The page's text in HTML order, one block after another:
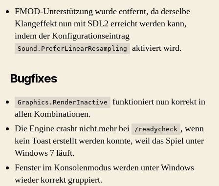
FMOD-Unterstützung wurde entfernt, da derselbe
Klangeffekt nun mit SDL2 erreicht werden kann,
indem der Konfigurationseintrag
Sound.PreferLinearResampling aktiviert wird.
Bugfixes
Graphics.RenderInactive
funktioniert nun korrekt in
allen Kombinationen.
Die Engine crasht nicht mehr bei
/readycheck , wenn
kein Toast erstellt werden konnte, weil das Spiel unter
Windows 7 läuft.
Fenster im Konsolenmodus werden unter Windows
wieder korrekt gruppiert.